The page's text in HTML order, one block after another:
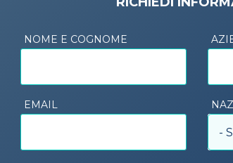
NOME E COGNOME
EMAIL
-